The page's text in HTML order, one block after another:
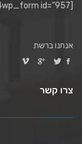
[mc4wp_form id="957"]
אנחנו ברשת
צרו קשר